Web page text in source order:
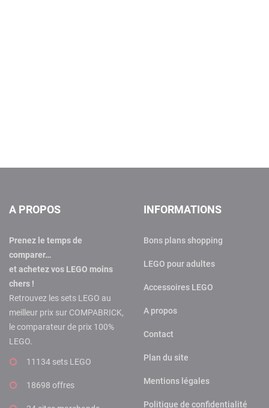
A PROPOS
Prenez le temps de
comparer…
et achetez vos LEGO moins
chers !
Retrouvez les sets LEGO au
meilleur prix sur COMPABRICK,
le comparateur de prix 100%
LEGO.
11134 sets LEGO
18698 offres
INFORMATIONS
Bons plans shopping
LEGO pour adultes
Accessoires LEGO
A propos
Contact
Plan du site
Mentions légales
Politique de confidentialité